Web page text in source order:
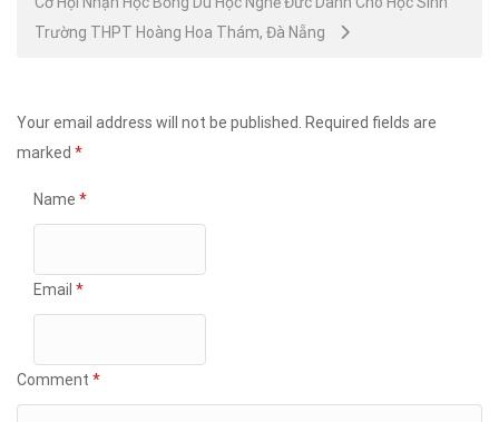
Trường THPT Hoàng Hoa Thám, Đà Nẵng
Your email address will not be published.
Required fields are
marked *
Name *
Email *
Comment *